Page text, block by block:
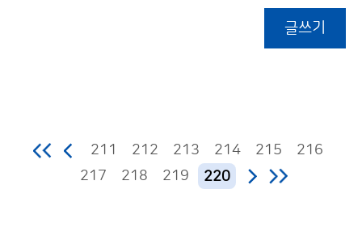
글쓰기
211 212 213 214 215
216
217
218 219 220